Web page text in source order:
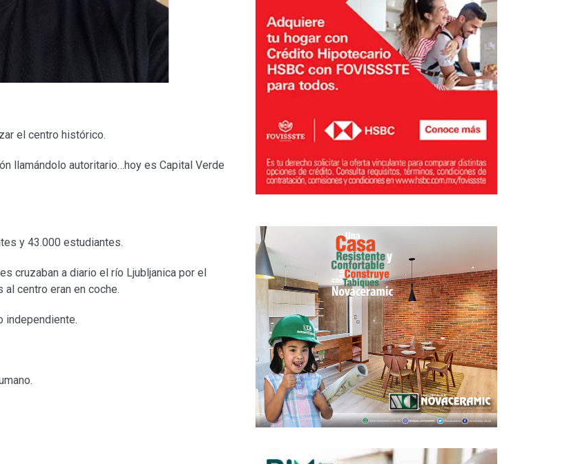
el centro histórico.
llamándolo autoritario…hoy es Capital Verde
y 43.000 estudiantes.
cruzaban a diario el río Ljubljanica por el
centro eran en coche.
independiente.